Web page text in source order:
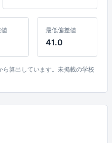
最低偏差値
41.0
算出しています。未掲載の学校